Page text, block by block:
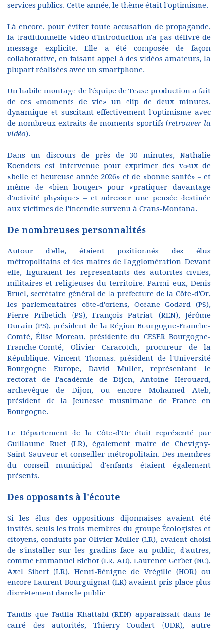
services publics. Cette année, le thème était l'optimisme.
Là encore, pour éviter toute accusation de propagande,
la traditionnelle vidéo d'introduction n'a pas délivré de
message explicite. Elle a été composée de façon
collaborative, en faisant appel à des vidéos amateurs, la
plupart réalisées avec un smartphone.
Un habile montage de l'équipe de Tease production a fait
de ces «moments de vie» un clip de deux minutes,
dynamique et suscitant effectivement l'optimisme avec
de nombreux extraits de moments sportifs (retrouver la
vidéo).
Dans un discours de près de 30 minutes, Nathalie
Koenders est intervenue pour exprimer des vœux de
«belle et heureuse année 2026» et de «bonne santé» – et
même de «bien bouger» pour «pratiquer davantage
d'activité physique» – et adresser une pensée destinée
aux victimes de l'incendie survenu à Crans-Montana.
De nombreuses personnalités
Autour d'elle, étaient positionnés des élus
métropolitains et des maires de l'agglomération. Devant
elle, figuraient les représentants des autorités civiles,
militaires et religieuses du territoire. Parmi eux, Denis
Bruel, secrétaire général de la préfecture de la Côte-d'Or,
les parlementaires côte-d'oriens, Océane Godard (PS),
Pierre Pribetich (PS), François Patriat (REN), Jérôme
Durain (PS), président de la Région Bourgogne-Franche-
Comté, Élise Moreau, présidente du CESER Bourgogne-
Franche-Comté, Olivier Caracotch, procureur de la
République, Vincent Thomas, président de l'Université
Bourgogne Europe, David Muller, représentant le
rectorat de l'académie de Dijon, Antoine Hérouard,
archevêque de Dijon, ou encore Mohamed Ateb,
président de la Jeunesse musulmane de France en
Bourgogne.
Le Département de la Côte-d'Or était représenté par
Guillaume Ruet (LR), également maire de Chevigny-
Saint-Sauveur et conseiller métropolitain. Des membres
du conseil municipal d'enfants étaient également
présents.
Des opposants à l'écoute
Si les élus des oppositions dijonnaises avaient été
invités, seuls les trois membres du groupe Écologistes et
citoyens, conduits par Olivier Muller (LR), avaient choisi
de s'installer sur les gradins face au public, d'autres,
comme Emmanuel Bichot (LR, AD), Laurence Gerbet (NC),
Axel Sibert (LR), Henri-Bénigne de Vrégille (HOR) ou
encore Laurent Bourguignat (LR) avaient pris place plus
discrètement dans le public.
Tandis que Fadila Khattabi (REN) apparaissait dans le
carré des autorités, Thierry Coudert (UDR), autre